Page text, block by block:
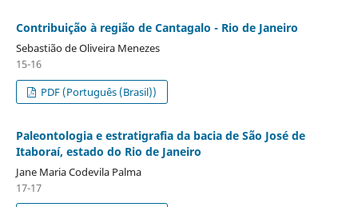
Contribuição à região de Cantagalo - Rio de Janeiro
Sebastião de Oliveira Menezes
15-16
PDF (Português (Brasil))
Paleontologia e estratigrafia da bacia de São José de
Itaboraí, estado do Rio de Janeiro
Jane Maria Codevila Palma
17-17